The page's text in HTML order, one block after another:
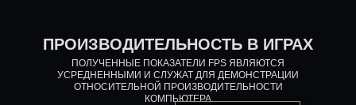
ПРОИЗВОДИТЕЛЬНОСТЬ В ИГРАХ
ПОЛУЧЕННЫЕ ПОКАЗАТЕЛИ FPS ЯВЛЯЮТСЯ
УСРЕДНЕННЫМИ И СЛУЖАТ ДЛЯ ДЕМОНСТРАЦИИ
ОТНОСИТЕЛЬНОЙ ПРОИЗВОДИТЕЛЬНОСТИ
КОМПЬЮТЕРА